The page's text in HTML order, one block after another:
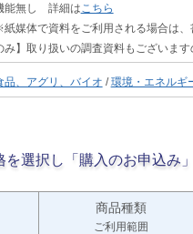
能無し 詳細は こちら
媒体で資料をご利用される場合は
み】取り扱いの調査資料もございます
品、アグリ、バイオ /環境・エネルギ
を選択し「購入のお申込み
商品種類
ご利用範囲